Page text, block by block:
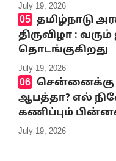
July 19, 2026
தமிழ்நாடு
திருவிழா :
தொடங்குகிறது
July 19, 2026
சென்னைக்கு
ஆபத்தா? எல்
கணிப்பும்
July 19, 2026